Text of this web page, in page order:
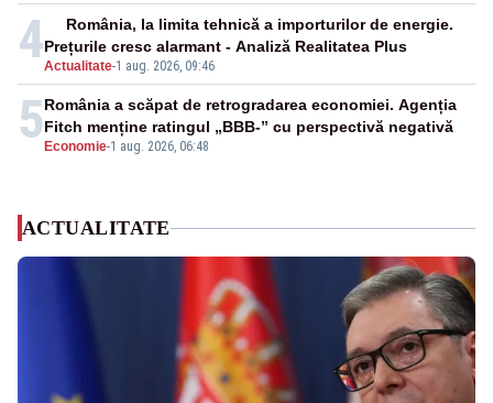
4Actualitate-1 aug. 2026, 09:46
România, la limita tehnică a importurilor de energie.
Prețurile cresc alarmant - Analiză Realitatea Plus
5 Economie-1 aug. 2026, 06:48
România a scăpat de retrogradarea economiei. Agenția
Fitch menține ratingul „BBB-” cu perspectivă negativă
ACTUALITATE